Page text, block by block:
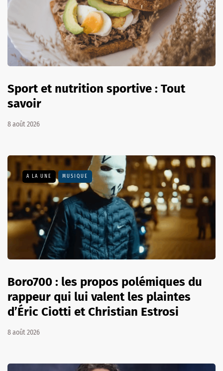
Sport et nutrition sportive : Tout
savoir
8 août 2026
A LA UNE MUSIQUE
Boro700 : les propos polémiques du
rappeur qui lui valent les plaintes
d’Éric Ciotti et Christian Estrosi
8 août 2026